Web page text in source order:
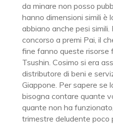
da minare non posso
hanno dimensioni simili è
abbiano anche pesi
concorso a premi Pai, il
fine fanno queste risorse
Tsushin. Cosimo si era
distributore di beni e
Giappone. Per sapere se
bisogna contare quante
quante non ha
trimestre deludente poco